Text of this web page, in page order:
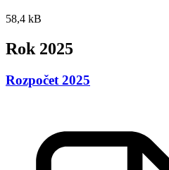
58,4 kB
Rok 2025
Rozpočet 2025